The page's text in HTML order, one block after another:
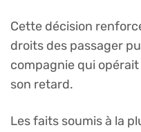
Cette décision
droits des passager
compagnie qui
son retard.
Les faits soumis à la